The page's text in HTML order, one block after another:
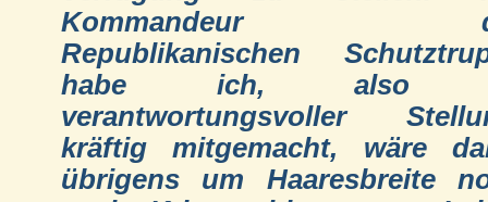
Kommandeur
Republikanischen
habe ich, also
verantwortungsvoller
kräftig mitgemacht, wäre
übrigens um Haaresbreite